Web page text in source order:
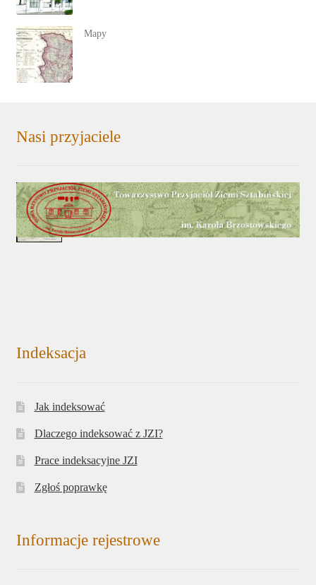
Mapy
Nasi przyjaciele
Indeksacja
Jak indeksować
Dlaczego indeksować z JZI?
Prace indeksacyjne JZI
Zgłoś poprawkę
Informacje rejestrowe